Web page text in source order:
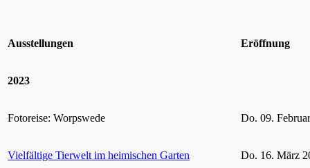
Ausstellungen Eröffnung
2023
Fotoreise: Worpswede Do. 09.
Vielfältige Tierwelt im heimischen Garten Do. 16. März